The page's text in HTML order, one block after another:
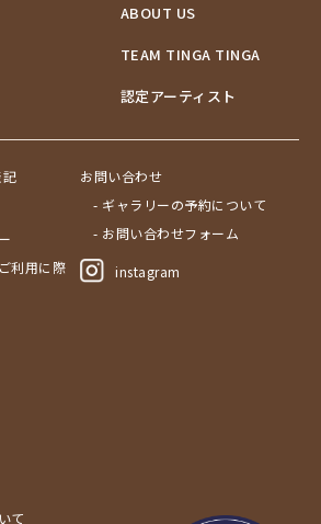
ABOUT US
TEAM TINGA TINGA
認定アーティスト
利用に際
て
お問い合わせ
- ギャラリーの予約について
- お問い合わせフォーム
instagram